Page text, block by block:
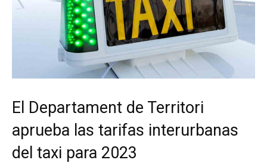
El Departament de Territori
aprueba las tarifas interurbanas
del taxi para 2023